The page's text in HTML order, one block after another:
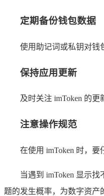
定期备份钱包数据
使用助记词或私钥对钱
保持应用更新
及时关注 imToken 的
注意操作规范
在使用 imToken 时，
当遇到 imToken 显示
题的发生概率，为数字资产